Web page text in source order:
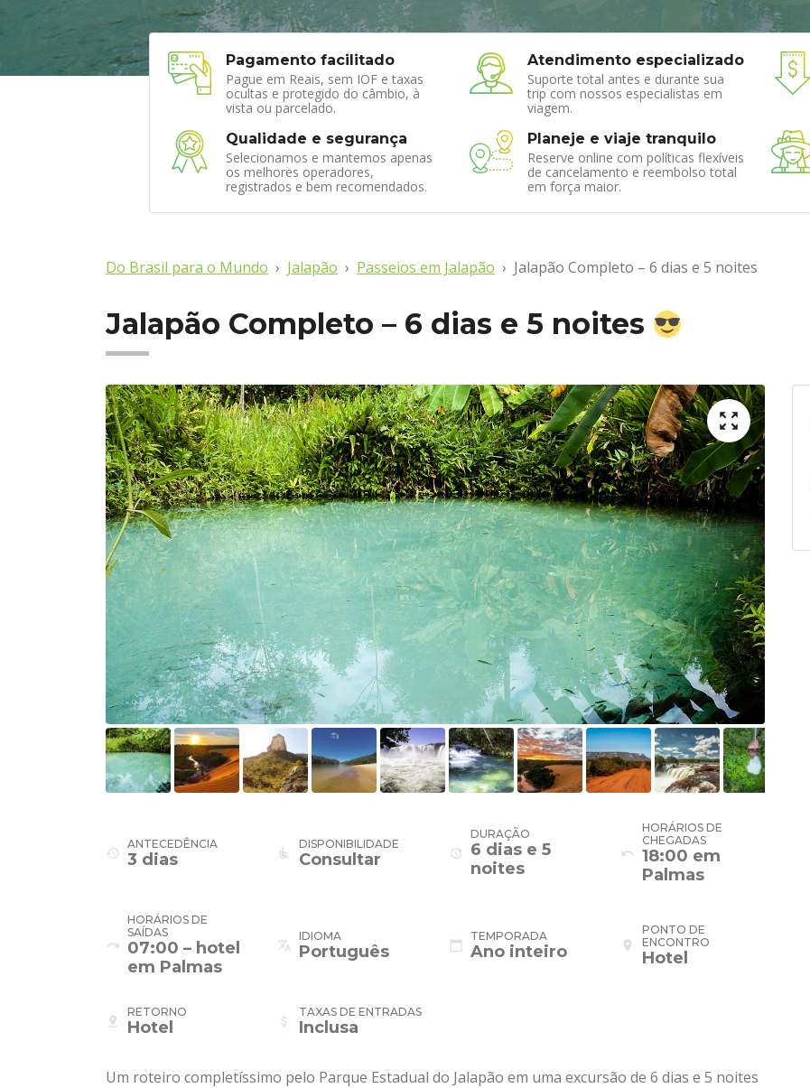
Pagamento facilitado
Pague em Reais, sem IOF e taxas
ocultas e protegido do câmbio, à
vista ou parcelado.
Atendimento especializado
Suporte total antes e durante sua
trip com nossos especialistas em
viagem.
Qualidade e segurança
Selecionamos e mantemos apenas
os melhores operadores,
registrados e bem recomendados.
Planeje e viaje tranquilo
Reserve online com políticas flexíveis
de cancelamento e reembolso total
em força maior.
Do Brasil para o Mundo Jalapão Passeios em Jalapão Jalapão Completo – 6 dias e 5 noites
Jalapão Completo – 6 dias e 5 noites
history
ANTECEDÊNCIA
3 dias airline_seat_recline_normal
DISPONIBILIDADE
Consultar update
DURAÇÃO
6 dias e 5
noites
undo
HORÁRIOS DE
CHEGADAS
18:00 em
Palmas
redo
HORÁRIOS DE
SAÍDAS
07:00 – hotel
em Palmas
translate
IDIOMA
Português calendar_today
TEMPORADA
Ano inteiro place
PONTO DE
ENCONTRO
Hotel
pin_drop
RETORNO
Hotel attach_money
TAXAS DE ENTRADAS
Inclusa
Um roteiro completíssimo pelo Parque Estadual do Jalapão em uma excursão de 6 dias e 5 noites